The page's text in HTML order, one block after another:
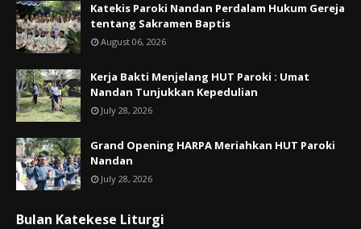
Katekis Paroki Nandan Perdalam Hukum Gereja
tentang Sakramen Baptis
August 06, 2026
Kerja Bakti Menjelang HUT Paroki : Umat
Nandan Tunjukkan Kepedulian
July 28, 2026
Grand Opening HARPA Meriahkan HUT Paroki
Nandan
July 28, 2026
Bulan Katekese Liturgi